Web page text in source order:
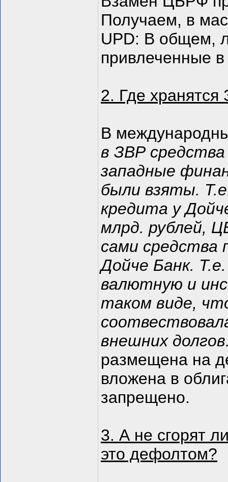
Получаем, в
UPD: В общем,
привлеченные в
2. Где хранятся
В
в ЗВР
западные
были взяты.
кредита у
млрд. рублей,
сами средства
Дойче Банк.
валютную и
таком виде,
внешних
размещена на
вложена в
запрещено.
3. А не сгорят
это дефолтом?